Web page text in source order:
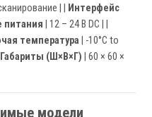
| |
Интерфейс
питания | 12 – 24 В DC | |
температура | -10°C to
Габариты (Ш×В×Г) | 60 × 60 ×
модели